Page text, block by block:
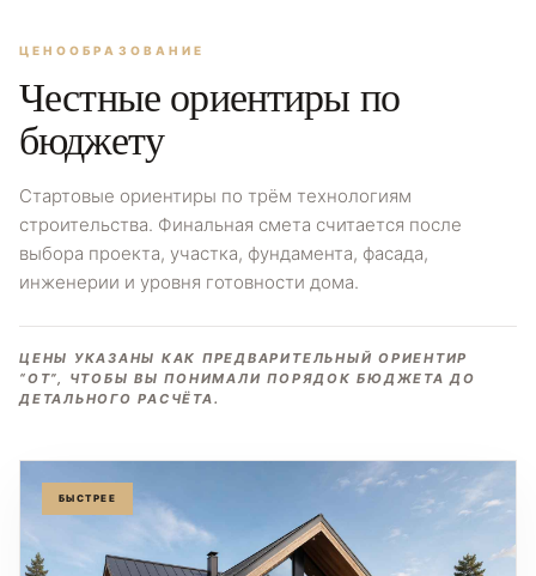
ЦЕНООБРАЗОВАНИЕ
Честные ориентиры по
бюджету
Стартовые ориентиры по трём технологиям
строительства. Финальная смета считается после
выбора проекта, участка, фундамента, фасада,
инженерии и уровня готовности дома.
ЦЕНЫ УКАЗАНЫ КАК ПРЕДВАРИТЕЛЬНЫЙ ОРИЕНТИР
“ОТ”, ЧТОБЫ ВЫ ПОНИМАЛИ ПОРЯДОК БЮДЖЕТА ДО
ДЕТАЛЬНОГО РАСЧЁТА.
БЫСТРЕЕ